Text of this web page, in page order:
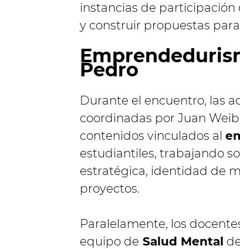
instancias de participación
y construir propuestas
Pedro
Durante el encuentro, las
coordinadas por Juan
contenidos vinculados al
estudiantiles, trabajando
estratégica, identidad de
proyectos.
Paralelamente, los
equipo de Salud Mental